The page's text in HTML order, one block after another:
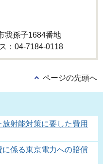
我孫子1684番地
：04-7184-0118
ページの先頭へ
射能対策に要した費用
係る東京電力への賠償